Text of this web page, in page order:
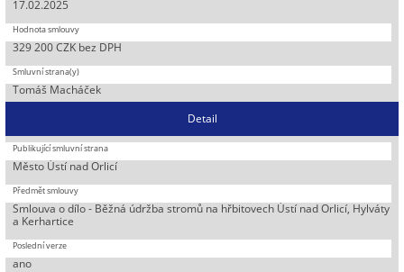
17.02.2025
329 200 CZK bez DPH
Tomáš Macháček
Detail
Město Ústí nad Orlicí
Smlouva o dílo - Běžná údržba stromů na hřbitovech Ústí nad Orlicí, Hylváty
a Kerhartice
ano